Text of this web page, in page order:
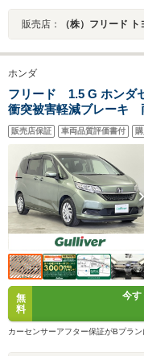
販売店： （株）フリード
ホンダ
フリード 1.5 G ホン
衝突被害軽減ブレーキ
ダークルーズコントロ
ンETC 車線逸脱警報
Bluetooth スマートキー
販売店保証 車両品質評価書付
無
料
今す
カーセンサーアフター保証がBプラ